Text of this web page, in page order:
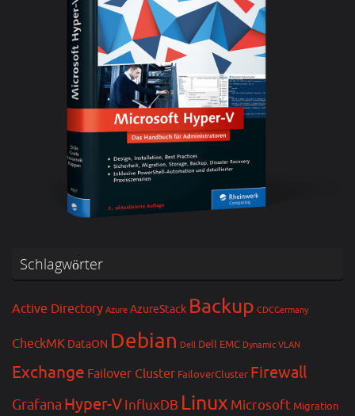
Schlagwörter
Active Directory Azure AzureStack Backup CDCGermany
CheckMK DataON Debian Dell Dell EMC Dynamic VLAN
Exchange Failover Cluster FailoverCluster Firewall
Grafana Hyper-VInfluxDB Linux Microsoft Migration